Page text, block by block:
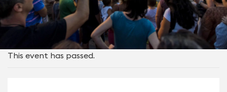
This event has passed.